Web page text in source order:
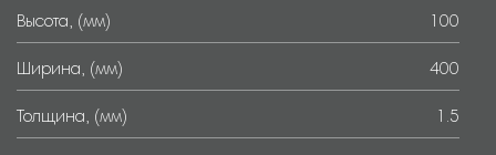
Высота, (мм) 100
Ширина, (мм) 400
Толщина, (мм) 1.5